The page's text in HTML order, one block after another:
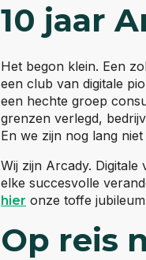
10 jaar
Het begon klein. Een
een club van digitale
een hechte groep
grenzen verlegd,
En we zijn nog lang
Wij zijn Arcady.
elke succesvolle
hier onze toffe
Op reis